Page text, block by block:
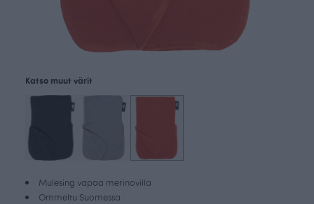
Mulesing vapaa merinovilla
Ommeltu Suomessa
Katso muut värit